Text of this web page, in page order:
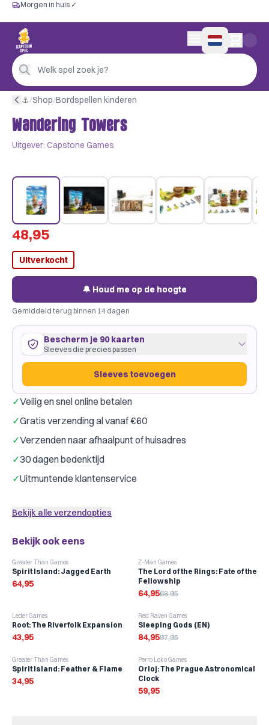
Gratis vanaf €60
Morgen in huis ✓
Persoonlijk advies
4,9/5 —
Morgen in huis ✓
Welk spel zoek je?
0 artikelen in
⚓︎/Shop/Bordspellen kinderen
Wandering Towers
Uitgever: Capstone Games
48,95
Uitverkocht
🔔 Houd me op de hoogte
Gemiddeld terug binnen 14 dagen
Bescherm je 90 kaarten
Sleeves die precies passen
Sleeves toevoegen
90 kaarten
past precies·Dragon Shield European Mini
Merk: Dragon Shield Gamegenic
✓Veilig en snel online betalen
✓Gratis verzending al vanaf €60
✓Verzenden naar afhaalpunt of huisadres
✓30 dagen bedenktijd
✓Uitmuntende klantenservice
Bekijk alle verzendopties
Bekijk ook eens
Greater Than Games
Spirit Island: Jagged Earth
64,95
-6%
Z-Man Games
The Lord of the Rings: Fate of the
Fellowship
64,9568,95
Leder Games
Root: The Riverfolk Expansion
43,95
-13%
Red Raven Games
Sleeping Gods (EN)
84,9597,95
Greater Than Games
Spirit Island: Feather & Flame
34,95
Perro Loko Games
Orloj: The Prague Astronomical
Clock
59,95